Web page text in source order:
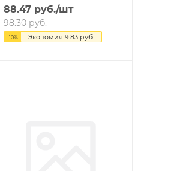
88.47руб./шт
98.30руб.
-10% Экономия 9.83руб.